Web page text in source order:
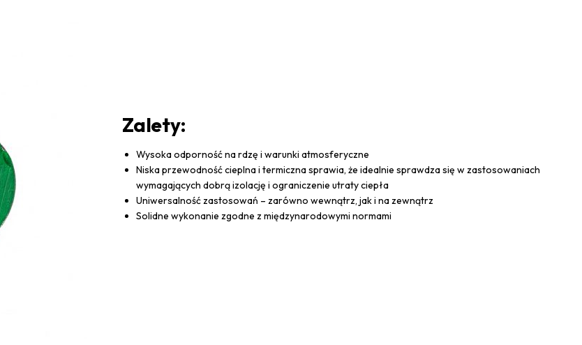
Zalety:
Wysoka odporność na rdzę i warunki atmosferyczne
Niska przewodność cieplna i termiczna sprawia, że idealnie sprawdza się w zastosowaniach
wymagających dobrą izolację i ograniczenie utraty ciepła
Uniwersalność zastosowań – zarówno wewnątrz, jak i na zewnątrz
Solidne wykonanie zgodne z międzynarodowymi normami